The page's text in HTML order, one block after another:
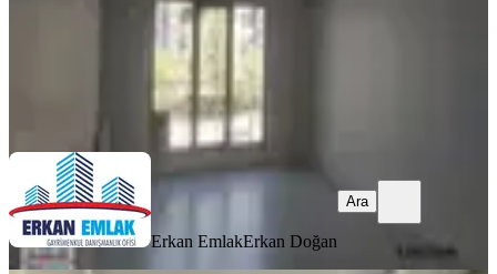
Erkan Doğan
Erkan EmlakErkan Doğan
Ara